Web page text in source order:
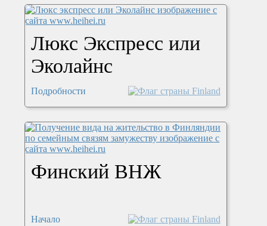
Люкс Экспресс или
Эколайнс
Подробности
Финский ВНЖ
Начало